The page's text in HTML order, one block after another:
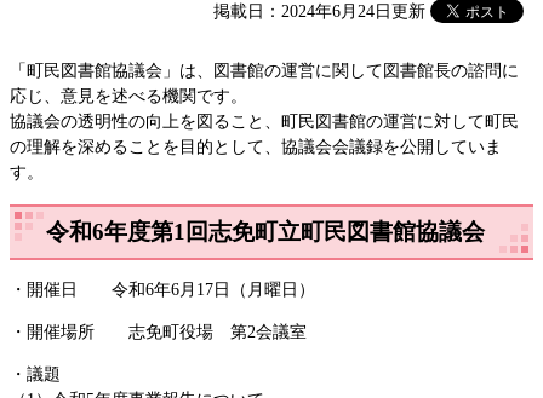
掲載日：2024年6月24日更新
「町民図書館協議会」は、図書館の運営に関して図書館長の諮問に
応じ、意見を述べる機関です。
協議会の透明性の向上を図ること、町民図書館の運営に対して町民
の理解を深めることを目的として、協議会会議録を公開していま
す。
令和6年度第1回志免町立町民図書館協議会
・開催日 令和6年6月17日（月曜日）
・開催場所 志免町役場 第2会議室
・議題